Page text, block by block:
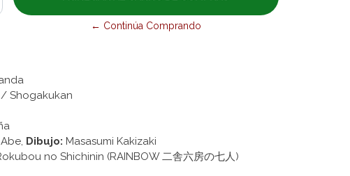
← Continúa Comprando
/ Shogakukan
Dibujo: Masasumi Kakizaki
no Shichinin (RAINBOW 二舎六房の七人)